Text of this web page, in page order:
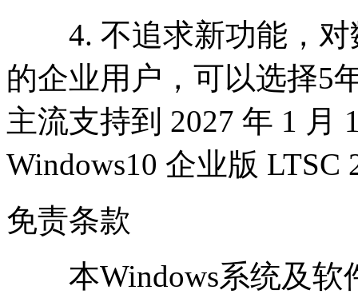
4. 不追求新功能，对
的企业用户，可以选择5
主流支持到 2027 年 1 月
Windows10 企业版 LTSC
免责条款
本Windows系统及软